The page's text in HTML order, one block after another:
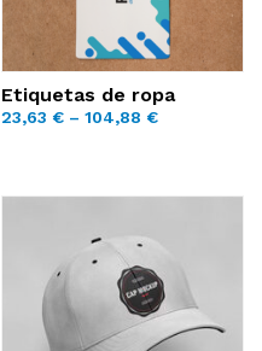
Etiquetas de ropa
23,63 € –104,88 €